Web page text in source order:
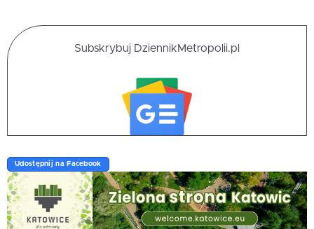
Subskrybuj DziennikMetropolii.pl
Udostępnij na Facebook